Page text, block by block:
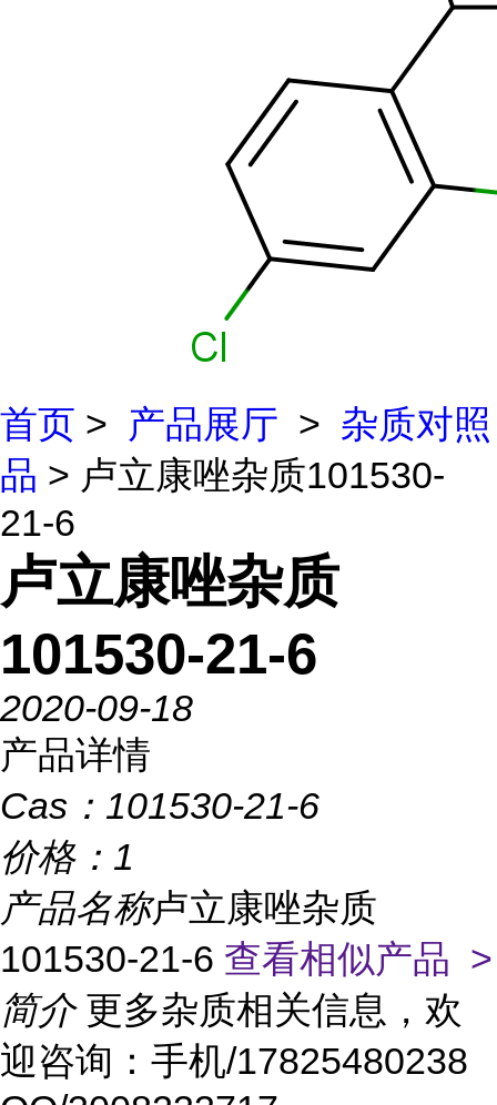
首页 > 产品展厅 > 杂质对照
品 > 卢立康唑杂质101530-
21-6
卢立康唑杂质
101530-21-6
2020-09-18
产品详情
Cas： 101530-21-6
价格： 1
产品名称卢立康唑杂质
101530-21-6 查看相似产品 >
简介 更多杂质相关信息，欢
迎咨询：手机/17825480238